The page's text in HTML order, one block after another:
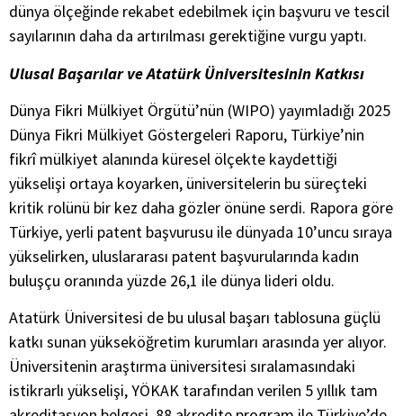
dünya ölçeğinde rekabet edebilmek için başvuru ve tescil
sayılarının daha da artırılması gerektiğine vurgu yaptı.
Ulusal Başarılar ve Atatürk Üniversitesinin Katkısı
Dünya Fikri Mülkiyet Örgütü’nün (WIPO) yayımladığı 2025
Dünya Fikri Mülkiyet Göstergeleri Raporu, Türkiye’nin
fikrî mülkiyet alanında küresel ölçekte kaydettiği
yükselişi ortaya koyarken, üniversitelerin bu süreçteki
kritik rolünü bir kez daha gözler önüne serdi. Rapora göre
Türkiye, yerli patent başvurusu ile dünyada 10’uncu sıraya
yükselirken, uluslararası patent başvurularında kadın
buluşçu oranında yüzde 26,1 ile dünya lideri oldu.
Atatürk Üniversitesi de bu ulusal başarı tablosuna güçlü
katkı sunan yükseköğretim kurumları arasında yer alıyor.
Üniversitenin araştırma üniversitesi sıralamasındaki
istikrarlı yükselişi, YÖKAK tarafından verilen 5 yıllık tam